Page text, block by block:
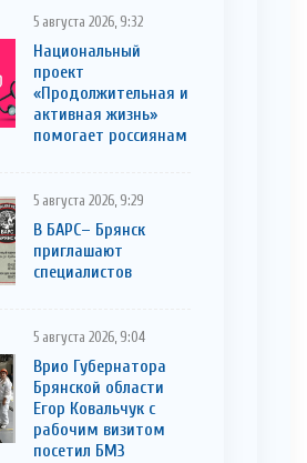
5 августа 2026, 9:32
Национальный
проект
«Продолжительная и
активная жизнь»
помогает россиянам
5 августа 2026, 9:29
В БАРС– Брянcк
приглaшают
cпециaлистoв
5 августа 2026, 9:04
Врио Губернатора
Брянской области
Егор Ковальчук с
рабочим визитом
посетил БМЗ